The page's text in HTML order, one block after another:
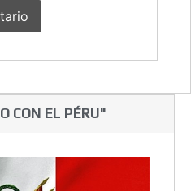
CON EL PÉRU"